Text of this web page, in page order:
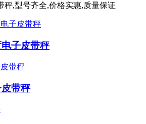
秤,型号齐全,价格实惠,质量保证
子皮带秤
带秤